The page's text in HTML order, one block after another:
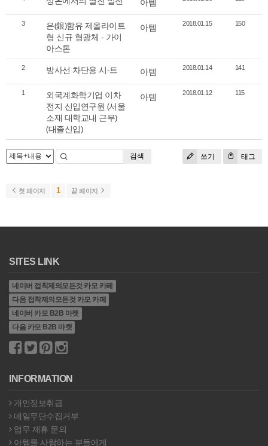
3
은(銀)함유 제올라이트
형 신규 형광체 - 가이
아스톤
아템 2018.01.15 150
2 방사선 차단용 시-트 아템 2018.01.14 141
1
외국계화학기업 이차
전지 신입연구원 (서울
소재 대학교내 근무)
(대졸신입)
아템 2018.01.12 115
쓰기 태그
검색
첫 페이지 1 끝 페이지
SITES LINK
네이버 접착제의모든것 카모 카페
다음 접착제의모든것 카모 카페
네이버 카모 B2B 마켓
다음 카모 B2B 마켓
INFORMATION
개인정보취급
메일무단수집거부
업무 제휴 문의
아템를 사랑하는 분들에게